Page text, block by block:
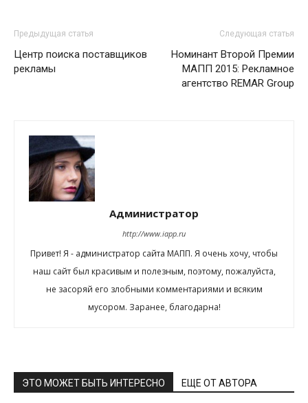
Предыдущая статья
Центр поиска поставщиков
рекламы
Следующая статья
Номинант Второй Премии
МАПП 2015: Рекламное
агентство REMAR Group
Администратор
http://www.iapp.ru
Привет! Я - администратор сайта МАПП. Я очень хочу, чтобы
наш сайт был красивым и полезным, поэтому, пожалуйста,
не засоряй его злобными комментариями и всяким
мусором. Заранее, благодарна!
ЭТО МОЖЕТ БЫТЬ ИНТЕРЕСНО ЕЩЕ ОТ АВТОРА